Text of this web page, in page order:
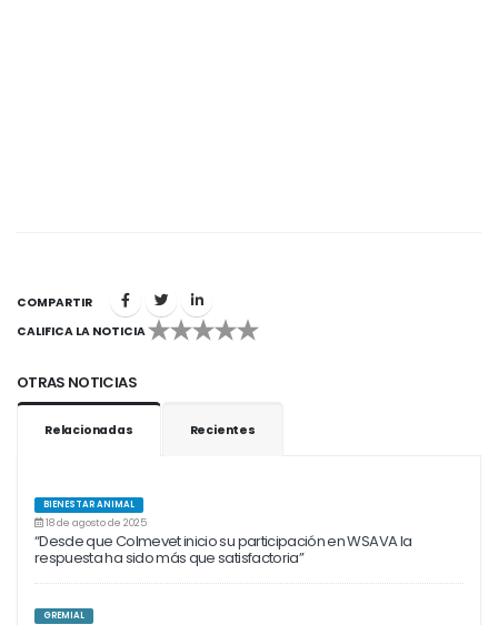
COMPARTIR
CALIFICA LA NOTICIA
1 2 3 4 5
OTRAS NOTICIAS
Relacionadas Recientes
BIENESTAR ANIMAL
18 de agosto de 2025
“Desde que Colmevet inicio su participación en WSAVA la
respuesta ha sido más que satisfactoria”
GREMIAL